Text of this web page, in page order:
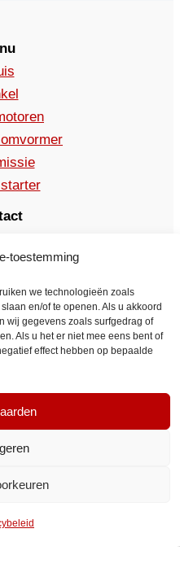
toestemming
we technologieën zoals
en/of te openen. Als u akkoord
wij gegevens zoals surfgedrag of
Als u het er niet mee eens bent of
effect hebben op bepaalde